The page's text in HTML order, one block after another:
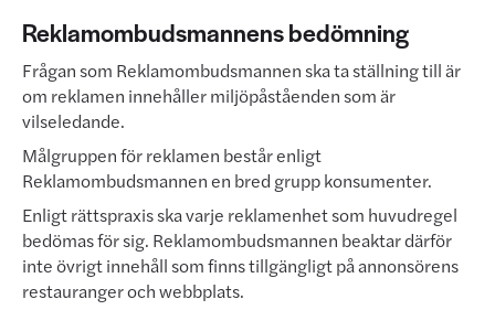
Reklamombudsmannens bedömning
Frågan som Reklamombudsmannen ska ta ställning till är
om reklamen innehåller miljöpåståenden som är
vilseledande.
Målgruppen för reklamen består enligt
Reklamombudsmannen en bred grupp konsumenter.
Enligt rättspraxis ska varje reklamenhet som huvudregel
bedömas för sig. Reklamombudsmannen beaktar därför
inte övrigt innehåll som finns tillgängligt på annonsörens
restauranger och webbplats.